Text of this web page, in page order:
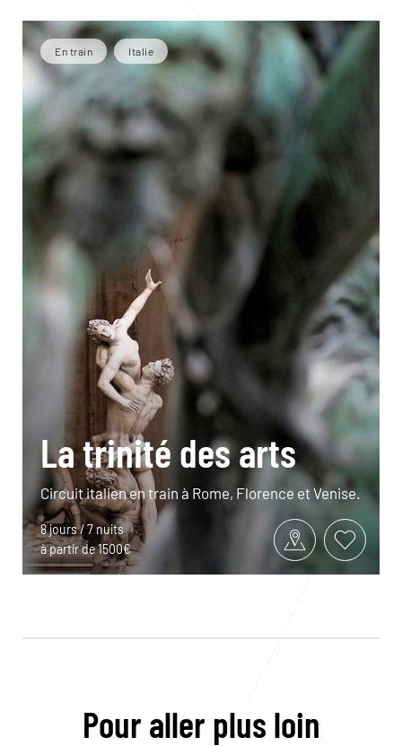
En train Italie
La trinité des arts
Circuit italien en train à Rome, Florence et Venise.
8 jours / 7 nuits
à partir de 1500€
Pour aller plus loin